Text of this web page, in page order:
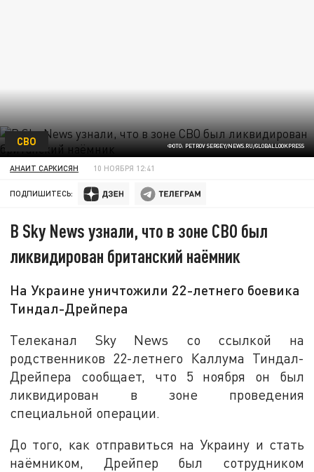
ФОТО: PETROV SERGEY/NEWS.RU/GLOBALLOOKPRESS
СВО
АНАИТ САРКИСЯН 10 НОЯБРЯ 12:41
ПОДПИШИТЕСЬ:
В Sky News узнали, что в зоне СВО был
ликвидирован британский наёмник
На Украине уничтожили 22-летнего боевика
Тиндал-Дрейпера
Телеканал Sky News со ссылкой на
родственников 22-летнего Каллума Тиндал-
Дрейпера сообщает, что 5 ноября он был
ликвидирован в зоне проведения
специальной операции.
До того, как отправиться на Украину и стать
наёмником, Дрейпер был сотрудником